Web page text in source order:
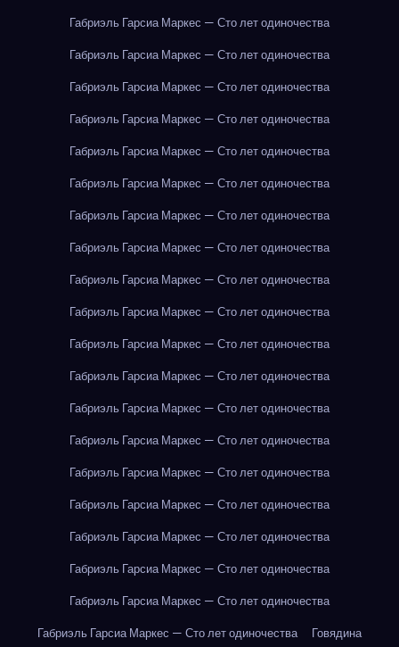
Габриэль Гарсиа Маркес — Сто лет одиночества
Габриэль Гарсиа Маркес — Сто лет одиночества
Габриэль Гарсиа Маркес — Сто лет одиночества
Габриэль Гарсиа Маркес — Сто лет одиночества
Габриэль Гарсиа Маркес — Сто лет одиночества
Габриэль Гарсиа Маркес — Сто лет одиночества
Габриэль Гарсиа Маркес — Сто лет одиночества
Габриэль Гарсиа Маркес — Сто лет одиночества
Габриэль Гарсиа Маркес — Сто лет одиночества
Габриэль Гарсиа Маркес — Сто лет одиночества
Габриэль Гарсиа Маркес — Сто лет одиночества
Габриэль Гарсиа Маркес — Сто лет одиночества
Габриэль Гарсиа Маркес — Сто лет одиночества
Габриэль Гарсиа Маркес — Сто лет одиночества
Габриэль Гарсиа Маркес — Сто лет одиночества
Габриэль Гарсиа Маркес — Сто лет одиночества
Габриэль Гарсиа Маркес — Сто лет одиночества
Габриэль Гарсиа Маркес — Сто лет одиночества
Габриэль Гарсиа Маркес — Сто лет одиночества
Габриэль Гарсиа Маркес — Сто лет одиночества
Говядина